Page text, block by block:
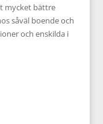
mycket bättre
såväl boende och
och enskilda i